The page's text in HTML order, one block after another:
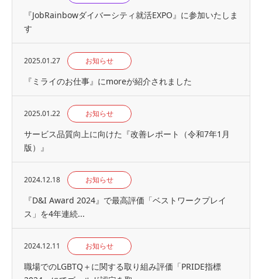
『JobRainbowダイバーシティ就活EXPO』に参加いたしま
す
2025.01.27 お知らせ
『ミライのお仕事』にmoreが紹介されました
2025.01.22 お知らせ
サービス品質向上に向けた『改善レポート（令和7年1月
版）』
2024.12.18 お知らせ
『D&I Award 2024』で最高評価「ベストワークプレイ
ス」を4年連続...
2024.12.11 お知らせ
職場でのLGBTQ＋に関する取り組み評価「PRIDE指標